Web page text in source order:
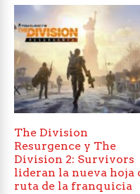
The Division
Resurgence y The
Division 2: Survivors
lideran la nueva hoja
ruta de la franquicia